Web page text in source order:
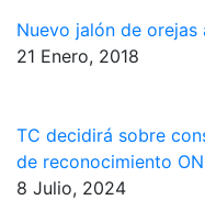
Nuevo jalón de orejas
21 Enero, 2018
TC decidirá sobre
de reconocimiento
8 Julio, 2024